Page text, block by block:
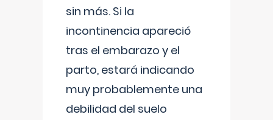
sin más. Si la
incontinencia apareció
tras el embarazo y el
parto, estará indicando
muy probablemente una
debilidad del suelo